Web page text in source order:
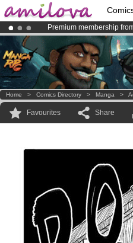
Premium membership
AmilovaKickstarter is
Already 100000 members
Home > Comics Directory > Manga >
Favourites Share